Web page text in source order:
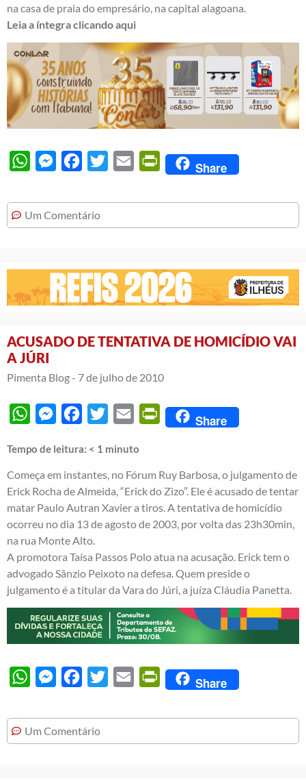
na casa de praia do empresário, na capital alagoana.
Leia a íntegra clicando aqui
WhatsAppMessengerFacebook
Twitter Email PrintFriendly
Share
Um Comentário
ACUSADO DE TENTATIVA DE HOMICÍDIO VAI
A JÚRI
Pimenta Blog - 7 de julho de 2010
WhatsAppMessengerFacebook
Twitter Email PrintFriendly
Share
Tempo de leitura: < 1 minuto
Começa em instantes, no Fórum Ruy Barbosa, o julgamento de
Erick Rocha de Almeida, “Erick do Zizo”. Ele é acusado de tentar
matar Paulo Autran Xavier a tiros. A tentativa de homicídio
ocorreu no dia 13 de agosto de 2003, por volta das 23h30min,
na rua Monte Alto.
A promotora Taísa Passos Polo atua na acusação. Erick tem o
advogado Sânzio Peixoto na defesa. Quem preside o
julgamento é a titular da Vara do Júri, a juíza Cláudia Panetta.
WhatsAppMessengerFacebook
Twitter Email PrintFriendly
Share
Um Comentário